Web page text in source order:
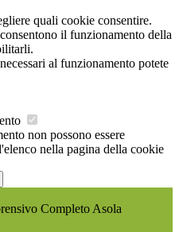
quali cookie consentire.
il funzionamento della
al funzionamento potete
non possono essere
nella pagina della cookie
Completo Asola